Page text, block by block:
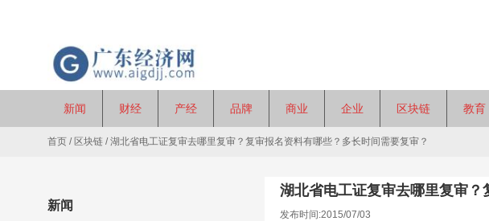
新闻 财经 产经 品牌 商业 企业 区块链 教育
首页 / 区块链 /湖北省电工证复审去哪里复审？复审报名资料有哪些？多长时间需要复审？
新闻
湖北省电工证复审去哪里复审？
发布时间:2015/07/03